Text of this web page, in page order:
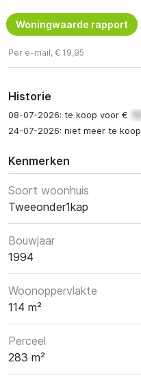
Woningwaarde rapport
Per e-mail, € 19,95
Historie
08-07-2026: te koop voor €
24-07-2026: niet meer te koop
Kenmerken
Soort woonhuis
Tweeonder1kap
Bouwjaar
1994
Woonoppervlakte
114 m²
Perceel
283 m²